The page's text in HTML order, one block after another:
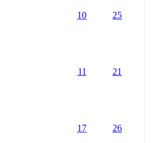
10 25
11 21
17 26